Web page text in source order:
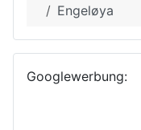
Engeløya
Googlewerbung: